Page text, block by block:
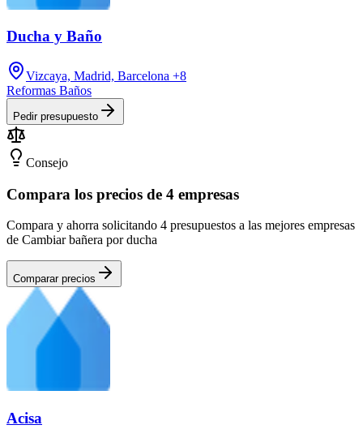
Ducha y Baño
Vizcaya, Madrid, Barcelona +8
Reformas Baños
Pedir presupuesto
Consejo
Compara los precios de 4 empresas
Compara y ahorra solicitando 4 presupuestos a las mejores empresas
de Cambiar bañera por ducha
Comparar precios
Acisa